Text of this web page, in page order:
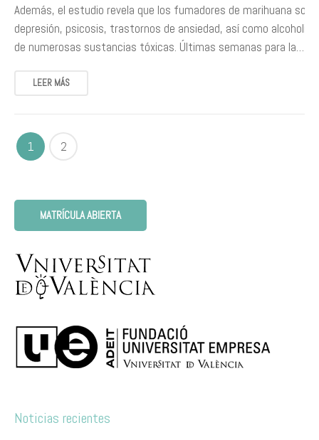
Además, el estudio revela que los fumadores de marihuana son
depresión, psicosis, trastornos de ansiedad, así como
de numerosas sustancias tóxicas. Últimas semanas para la…
LEER MÁS
1 2
MATRÍCULA ABIERTA
Noticias recientes